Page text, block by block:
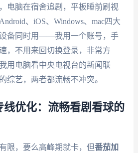
电脑在宿舍追剧，平板睡前刷视
、iOS、Windows、mac四大
备同时用——我用一个账号，手
，不用来回切换登录，非常方
用电脑看中央电视台的新闻联
综艺，两者都流畅不冲突。
线优化：流畅看剧看球的
限，要么高峰期就卡，但番茄加